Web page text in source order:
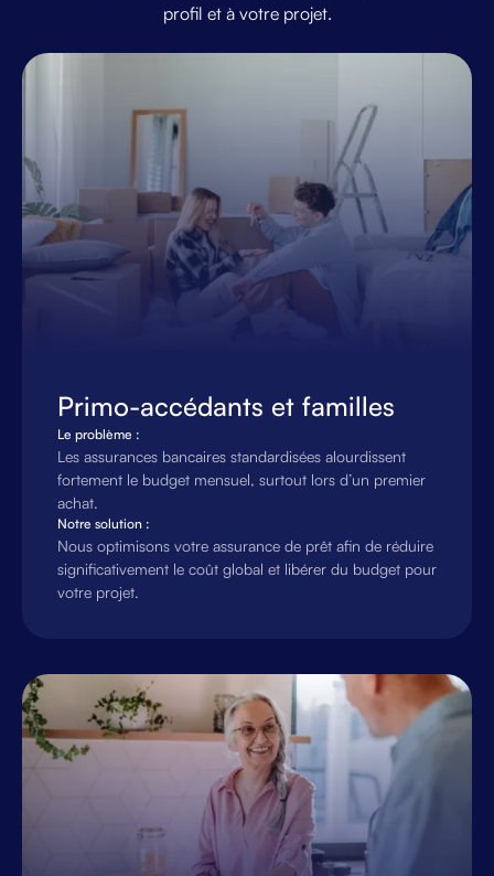
profil et à votre projet.
Primo-accédants et familles
Le problème :
Les assurances bancaires standardisées alourdissent
fortement le budget mensuel, surtout lors d’un premier
achat.
Notre solution :
Nous optimisons votre assurance de prêt afin de réduire
significativement le coût global et libérer du budget pour
votre projet.